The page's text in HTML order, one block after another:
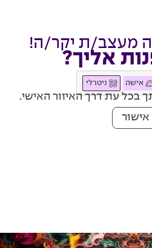
מעצב/ת יקר/ה!
אליך?
אישה ניטרלי
בכל עת דרך האיזור האישי.
אישור